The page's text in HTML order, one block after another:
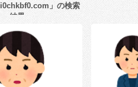
」の検索
結果